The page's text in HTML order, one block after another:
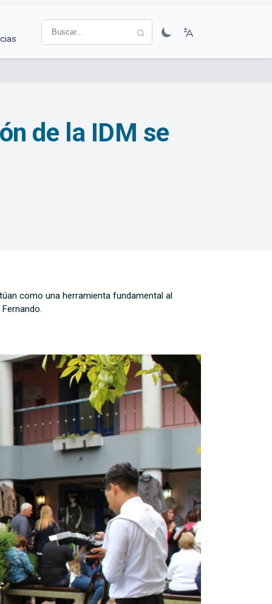
de la IDM se
como una herramienta fundamental al